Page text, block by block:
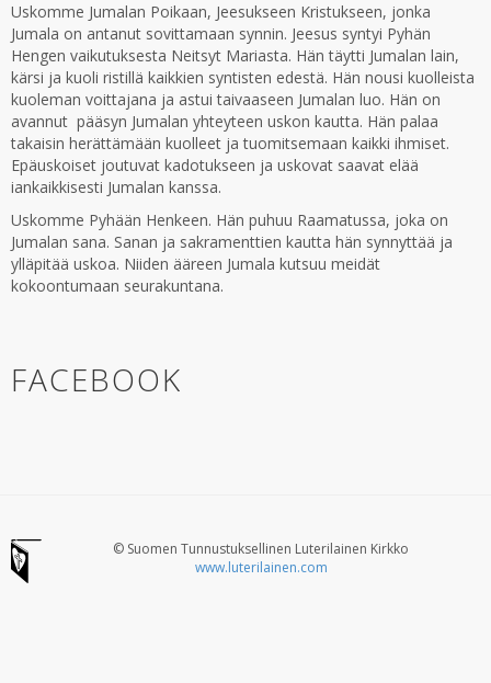
Uskomme Jumalan Poikaan, Jeesukseen Kristukseen, jonka
Jumala on antanut sovittamaan synnin. Jeesus syntyi Pyhän
Hengen vaikutuksesta Neitsyt Mariasta. Hän täytti Jumalan lain,
kärsi ja kuoli ristillä kaikkien syntisten edestä. Hän nousi kuolleista
kuoleman voittajana ja astui taivaaseen Jumalan luo. Hän on
avannut pääsyn Jumalan yhteyteen uskon kautta. Hän palaa
takaisin herättämään kuolleet ja tuomitsemaan kaikki ihmiset.
Epäuskoiset joutuvat kadotukseen ja uskovat saavat elää
iankaikkisesti Jumalan kanssa.
Uskomme Pyhään Henkeen. Hän puhuu Raamatussa, joka on
Jumalan sana. Sanan ja sakramenttien kautta hän synnyttää ja
ylläpitää uskoa. Niiden ääreen Jumala kutsuu meidät
kokoontumaan seurakuntana.
FACEBOOK
© Suomen Tunnustuksellinen Luterilainen Kirkko
www.luterilainen.com